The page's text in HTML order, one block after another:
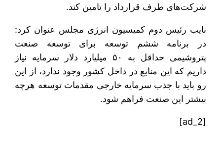
شرکت‌های طرف قرارداد را تامین کند.
نایب رئیس دوم کمیسیون انرژی مجلس عنوان کرد:
در برنامه ششم توسعه برای توسعه صنعت
پتروشیمی حداقل به ۵۰ میلیارد دلار سرمایه نیاز
داریم که این منابع در داخل کشور وجود ندارد، از این
رو باید با جذب سرمایه خارجی مقدمات توسعه هرچه
بیشتر این صنعت فراهم شود.
[ad_2]